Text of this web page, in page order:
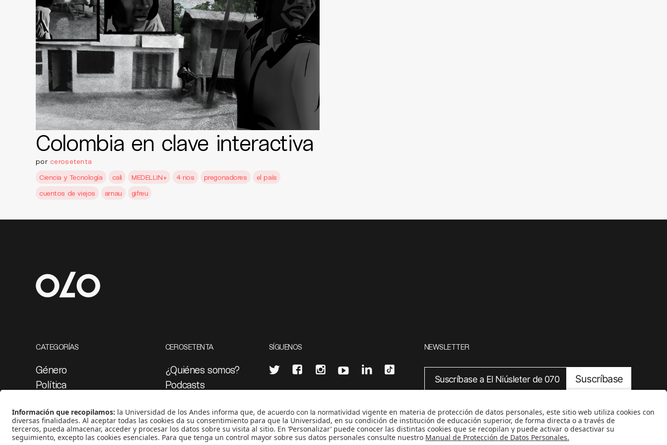
Colombia en clave interactiva
por cerosetenta
Ciencia y Tecnología
cali MEDELLIN+ 4 rios pregonadores
el país
cuentos de viejos
arnau gifreu
CATEGORÍAS
Género
Política
Medio ambiente
Medios y periodismo
CEROSETENTA
¿Quiénes somos?
Podcasts
Proyectos 070
SÍGUENOS
CONTÁCTANOS
cerosetenta@uniandes.edu.co
NEWSLETTER
Suscríbase